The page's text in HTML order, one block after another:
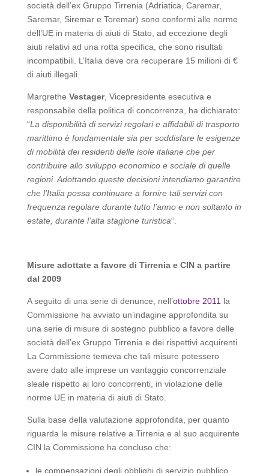
società dell’ex Gruppo Tirrenia (Adriatica, Caremar,
Saremar, Siremar e Toremar) sono conformi alle norme
dell’UE in materia di aiuti di Stato, ad eccezione degli
aiuti relativi ad una rotta specifica, che sono risultati
incompatibili. L’Italia deve ora recuperare 15 milioni di €
di aiuti illegali.
Margrethe Vestager, Vicepresidente esecutiva e
responsabile della politica di concorrenza, ha dichiarato:
“La disponibilità di servizi regolari e affidabili di trasporto
marittimo è fondamentale sia per soddisfare le esigenze
di mobilità dei residenti delle isole italiane che per
contribuire allo sviluppo economico e sociale di quelle
regioni. Adottando queste decisioni intendiamo garantire
che l’Italia possa continuare a fornire tali servizi con
frequenza regolare durante tutto l’anno e non soltanto in
estate, durante l’alta stagione turistica“.
Misure adottate a favore di Tirrenia e CIN a partire
dal 2009
A seguito di una serie di denunce, nell’ottobre 2011 la
Commissione ha avviato un’indagine approfondita su
una serie di misure di sostegno pubblico a favore delle
società dell’ex Gruppo Tirrenia e dei rispettivi acquirenti.
La Commissione temeva che tali misure potessero
avere dato alle imprese un vantaggio concorrenziale
sleale rispetto ai loro concorrenti, in violazione delle
norme UE in materia di aiuti di Stato.
Sulla base della valutazione approfondita, per quanto
riguarda le misure relative a Tirrenia e al suo acquirente
CIN la Commissione ha concluso che:
le compensazioni degli obblighi di servizio pubblico